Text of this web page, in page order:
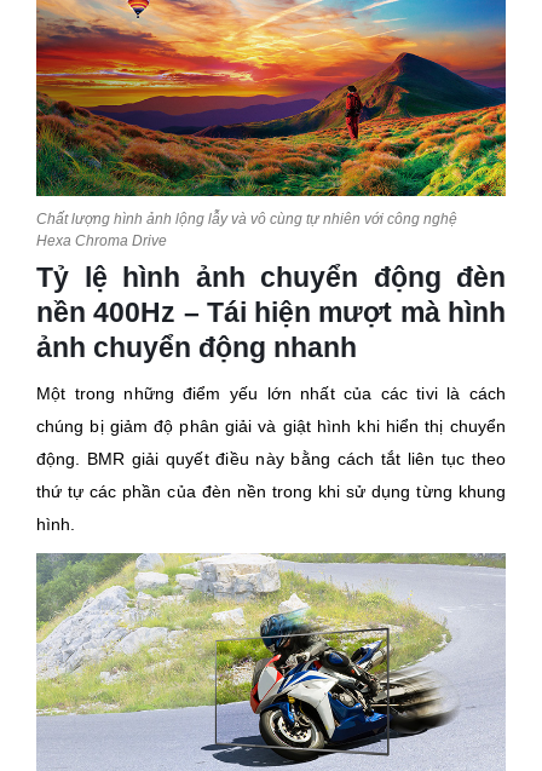
Chất lượng hình ảnh lộng lẫy và vô cùng tự nhiên với công nghệ
Hexa Chroma Drive
Tỷ lệ hình ảnh chuyển động đèn
nền 400Hz – Tái hiện mượt mà hình
ảnh chuyển động nhanh
Một trong những điểm yếu lớn nhất của các tivi là cách
chúng bị giảm độ phân giải và giật hình khi hiển thị chuyển
động. BMR giải quyết điều này bằng cách tắt liên tục theo
thứ tự các phần của đèn nền trong khi sử dụng từng khung
hình.